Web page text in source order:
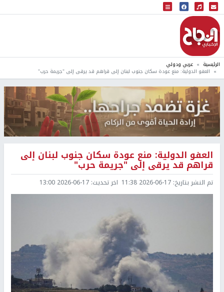
البث المباشر
إذاعة النجاح
الرئيسية عربي ودولي
العفو الدولية: منع عودة سكان جنوب لبنان إلى قراهم قد يرقى إلى "جريمة حرب"
العفو الدولية: منع عودة سكان جنوب لبنان إلى
قراهم قد يرقى إلى "جريمة حرب"
تم النشر بتاريخ: 2026-06-17 11:38 اخر تحديث: 2026-06-17 13:00